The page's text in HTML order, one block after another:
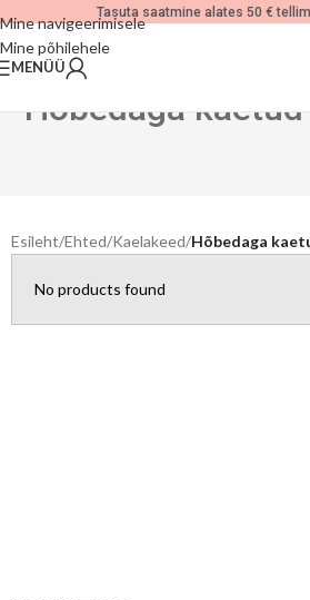
Mine navigeerimisele
Mine põhilehele
Tasuta saatmine alates 50 €
MENÜÜ
Hõbedaga
Esileht/Ehted/Kaelakeed/Hõbedaga
No products found